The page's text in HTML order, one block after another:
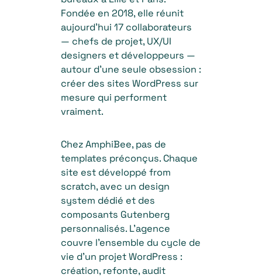
Fondée en 2018, elle réunit
aujourd’hui 17 collaborateurs
— chefs de projet, UX/UI
designers et développeurs —
autour d’une seule obsession :
créer des sites WordPress sur
mesure qui performent
vraiment.
Chez AmphiBee, pas de
templates préconçus. Chaque
site est développé from
scratch, avec un design
system dédié et des
composants Gutenberg
personnalisés. L’agence
couvre l’ensemble du cycle de
vie d’un projet WordPress :
création, refonte, audit